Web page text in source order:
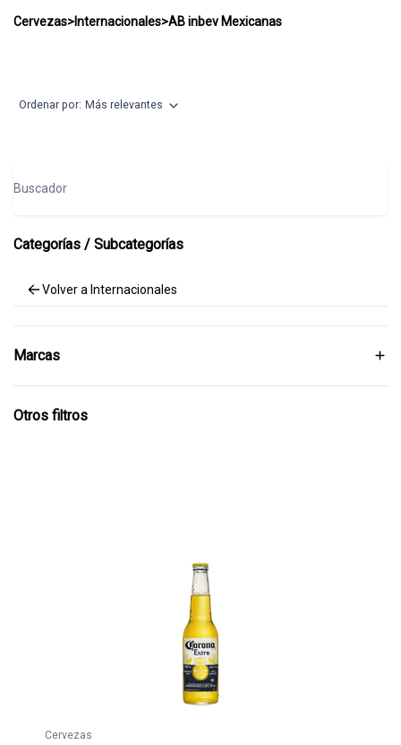
AB inbev Mexicanas
Cervezas>Internacionales>AB inbev Mexicanas
Ordenar por: Más relevantes
Categorías / Subcategorías
Volver a Internacionales
Marcas
Otros filtros
Cervezas